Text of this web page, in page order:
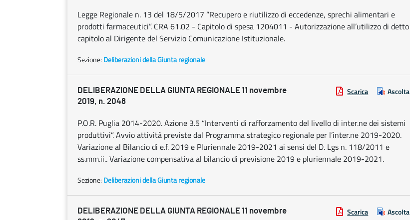
Legge Regionale n. 13 del 18/5/2017 “Recupero e riutilizzo di eccedenze, sprechi alimentari e
prodotti farmaceutici”. CRA 61.02 - Capitolo di spesa 1204011 - Autorizzazione all’utilizzo di detto
capitolo al Dirigente del Servizio Comunicazione Istituzionale.
Sezione: Deliberazioni della Giunta regionale
DELIBERAZIONE DELLA GIUNTA REGIONALE 11 novembre
2019, n. 2048
Scarica Ascolta
P.O.R. Puglia 2014-2020. Azione 3.5 “Interventi di rafforzamento del livello di inter.ne dei sistemi
produttivi”. Avvio attività previste dal Programma strategico regionale per l’inter.ne 2019-2020.
Variazione al Bilancio di e.f. 2019 e Pluriennale 2019-2021 ai sensi del D. Lgs n. 118/2011 e
ss.mm.ii.. Variazione compensativa al bilancio di previsione 2019 e pluriennale 2019-2021.
Sezione: Deliberazioni della Giunta regionale
DELIBERAZIONE DELLA GIUNTA REGIONALE 11 novembre
Scarica Ascolta